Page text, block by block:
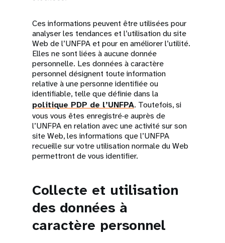
Ces informations peuvent être utilisées pour
analyser les tendances et l’utilisation du site
Web de l’UNFPA et pour en améliorer l’utilité.
Elles ne sont liées à aucune donnée
personnelle. Les données à caractère
personnel désignent toute information
relative à une personne identifiée ou
identifiable, telle que définie dans la
politique PDP de l’UNFPA. Toutefois, si
vous vous êtes enregistré·e auprès de
l’UNFPA en relation avec une activité sur son
site Web, les informations que l’UNFPA
recueille sur votre utilisation normale du Web
permettront de vous identifier.
Collecte et utilisation
des données à
caractère personnel